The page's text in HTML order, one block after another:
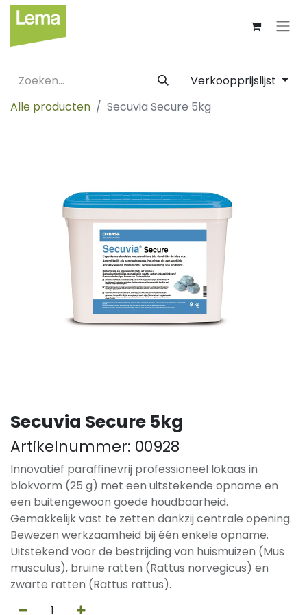
Verkoopprijslijst
Alle producten
Secuvia Secure 5kg
Secuvia Secure 5kg
Artikelnummer: 00928
Innovatief paraffinevrij professioneel lokaas in
blokvorm (25 g) met een uitstekende opname en
een buitengewoon goede houdbaarheid.
Gemakkelijk vast te zetten dankzij centrale opening.
Bewezen werkzaamheid bij één enkele opname.
Uitstekend voor de bestrijding van huismuizen (Mus
musculus), bruine ratten (Rattus norvegicus) en
zwarte ratten (Rattus rattus).